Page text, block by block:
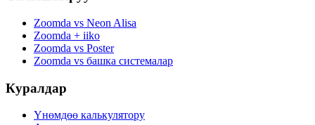
Zoomda vs Neon Alisa
Zoomda + iiko
Zoomda vs Poster
Zoomda vs башка системалар
Куралдар
Үнөмдөө калькулятору